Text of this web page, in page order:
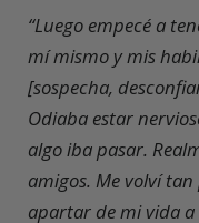
“Luego empecé a
mí mismo y mis
[sospecha,
Odiaba estar
algo iba pasar.
amigos. Me volví
apartar de mi vida